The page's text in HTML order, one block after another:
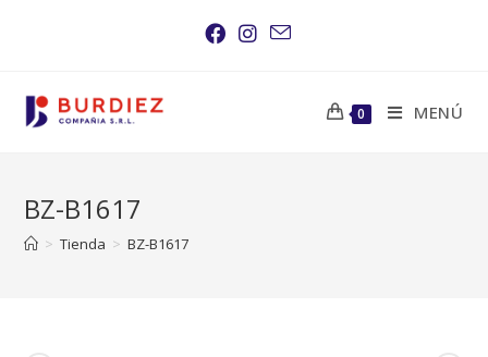
0 MENÚ
BZ-B1617
> Tienda > BZ-B1617